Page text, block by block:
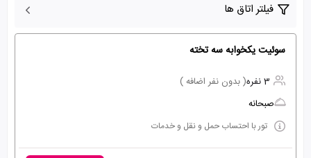
فیلتر اتاق ها
سوئیت یکخوابه سه تخته
3 نفره
( بدون نفر اضافه )
صبحانه
تور با احتساب حمل و نقل و خدمات